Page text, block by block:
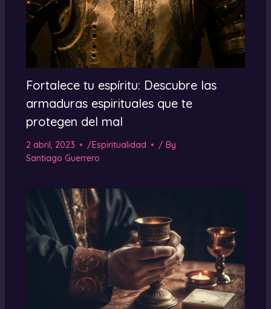
Fortalece tu espíritu: Descubre las
armaduras espirituales que te
protegen del mal
2 abril, 2023 /Espiritualidad
/ By
Santiago Guerrero